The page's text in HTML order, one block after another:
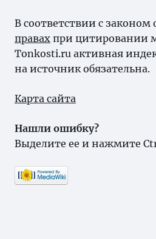
В соответствии с законом
правах при цитировании
Tonkosti.ru активная
на источник обязательна.
Карта сайта
Нашли ошибку?
Выделите ее и нажмите